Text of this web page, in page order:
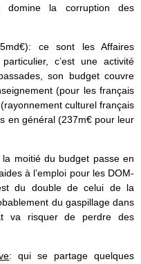
domine la corruption des
ce sont les Affaires
c’est une activité
son budget couvre
(pour les français
culturel français
en général (237m€ pour leur
moitié du budget passe en
à l’emploi pour les DOM-
du double de celui de la
du gaspillage dans
va risquer de perdre des
: qui se partage quelques